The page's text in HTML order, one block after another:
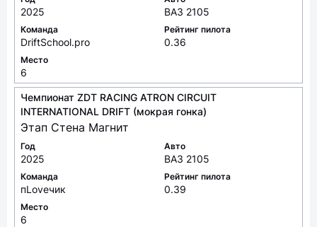
2025 ВАЗ 2105
Команда
DriftSchool.pro
Рейтинг пилота
0.36
Место
6
Чемпионат ZDT RACING ATRON CIRCUIT
INTERNATIONAL DRIFT (мокрая гонка)
Этап Стена Магнит
Год
2025
Авто
ВАЗ 2105
Команда
пLoveчик
Рейтинг пилота
0.39
Место
6